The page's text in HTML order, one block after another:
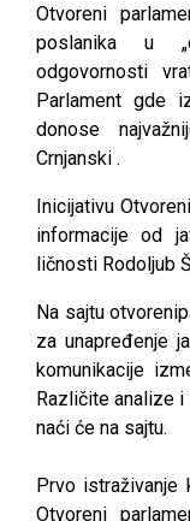
Otvoreni
poslanika u
odgovornosti
Parlament gde
donose
Crnjanski .
Inicijativu
informacije od
ličnosti Rodoljub
Na sajtu
za unapređenje
komunikacije
Različite analize i
naći će na sajtu.
Prvo istraživanje
Otvoreni